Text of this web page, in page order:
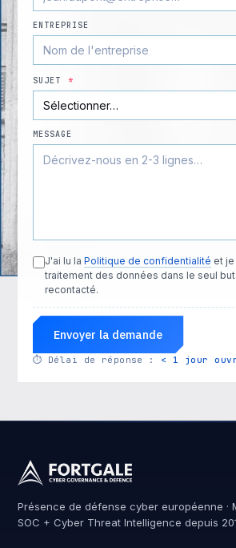
ENTREPRISE
SUJET *
MESSAGE
J'ai lu la Politique de confidentialité et
traitement des données dans le seul
recontacté.
Envoyer la demande
⏱ Délai de réponse : < 1 jour
Présence de défense cyber européenne ·
SOC + Cyber Threat Intelligence depuis